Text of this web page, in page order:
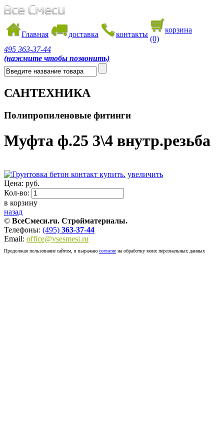
Главная доставка контакты
корзина
(0)
495 363-37-44
(нажмите чтобы позвонить)
САНТЕХНИКА
Полипропиленовые фитинги
Муфта ф.25 3\4 внутр.резьба
увеличить
Цена: руб.
Кол-во:
в корзину
назад
© ВсеСмеси.ru. Стройматериалы.
Телефоны: (495) 363-37-44
Email: office@vsesmesi.ru
Продолжая пользование сайтом, я выражаю согласие на обработку моих персональных данных